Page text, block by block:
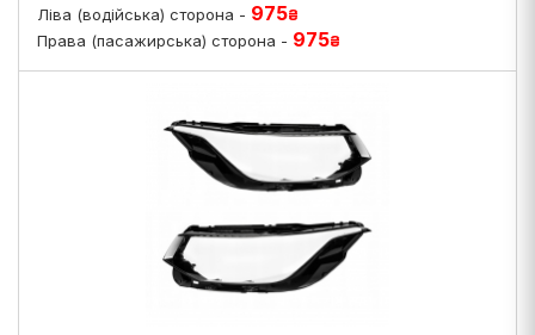
Ліва (водійська) сторона - 975₴
Права (пасажирська) сторона - 975₴